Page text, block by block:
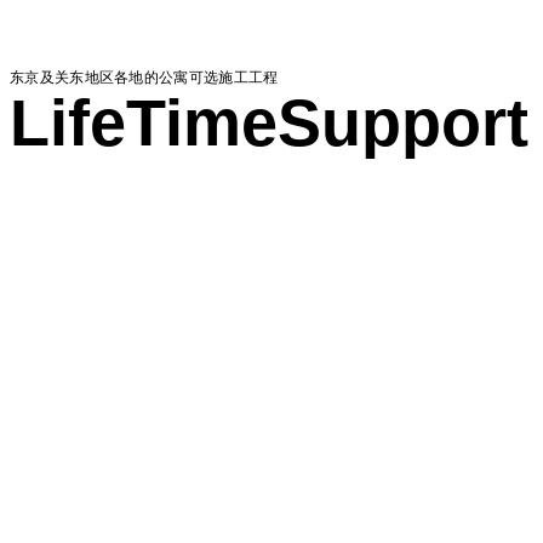
东京及关东地区各地的公寓可选施工工程
LifeTimeSupport